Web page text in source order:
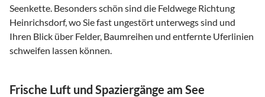
Seenkette. Besonders schön sind die Feldwege Richtung
Heinrichsdorf, wo Sie fast ungestört unterwegs sind und
Ihren Blick über Felder, Baumreihen und entfernte Uferlinien
schweifen lassen können.
Frische Luft und Spaziergänge am See